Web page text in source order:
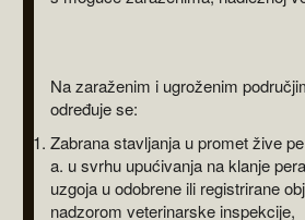
Na zaraženim i ugroženim
određuje se:
Zabrana stavljanja u promet žive
a. u svrhu upućivanja na klanje
uzgoja u odobrene ili registrirane
nadzorom veterinarske inspekcije,